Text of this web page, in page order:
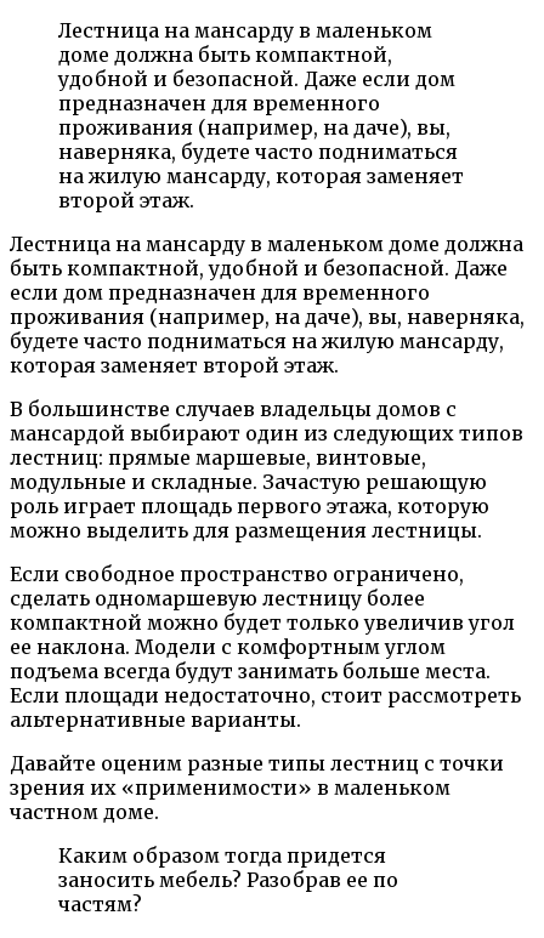
Лестница на мансарду в маленьком
доме должна быть компактной,
удобной и безопасной. Даже если дом
предназначен для временного
проживания (например, на даче), вы,
наверняка, будете часто подниматься
на жилую мансарду, которая заменяет
второй этаж.
Лестница на мансарду в маленьком доме должна
быть компактной, удобной и безопасной. Даже
если дом предназначен для временного
проживания (например, на даче), вы, наверняка,
будете часто подниматься на жилую мансарду,
которая заменяет второй этаж.
В большинстве случаев владельцы домов с
мансардой выбирают один из следующих типов
лестниц: прямые маршевые, винтовые,
модульные и складные. Зачастую решающую
роль играет площадь первого этажа, которую
можно выделить для размещения лестницы.
Если свободное пространство ограничено,
сделать одномаршевую лестницу более
компактной можно будет только увеличив угол
ее наклона. Модели с комфортным углом
подъема всегда будут занимать больше места.
Если площади недостаточно, стоит рассмотреть
альтернативные варианты.
Давайте оценим разные типы лестниц с точки
зрения их «применимости» в маленьком
частном доме.
Каким образом тогда придется
заносить мебель? Разобрав ее по
частям?